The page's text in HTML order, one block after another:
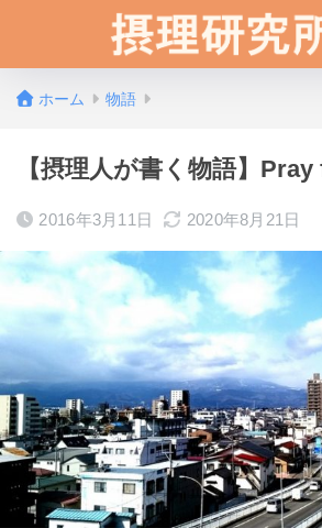
ホーム 物語
【摂理人が書く物語】
2016年3月11日 2020年8月21日